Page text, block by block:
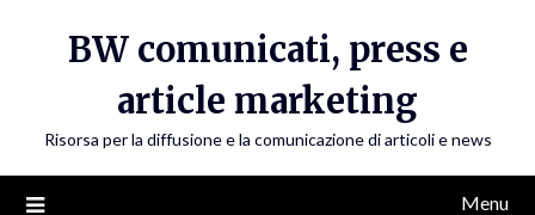
BW comunicati, press e
article marketing
Risorsa per la diffusione e la comunicazione di articoli e news
Menu